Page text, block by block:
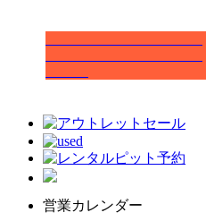
営業カレンダー